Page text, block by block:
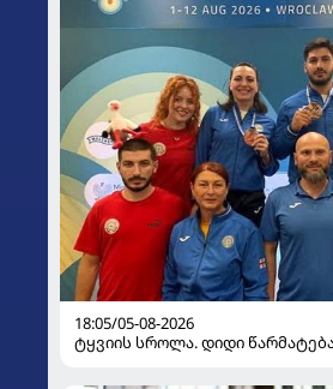
18:05/05-08-2026
ტყვიის სროლა. დიდი